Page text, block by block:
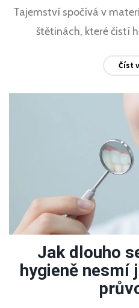
Tajemství spočívá v
štětinách, které čistí
Číst
Jak dlouho
hygieně nesmí